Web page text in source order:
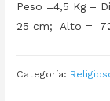
Peso =4,5 Kg –
25 cm; Alto =
Categoría: